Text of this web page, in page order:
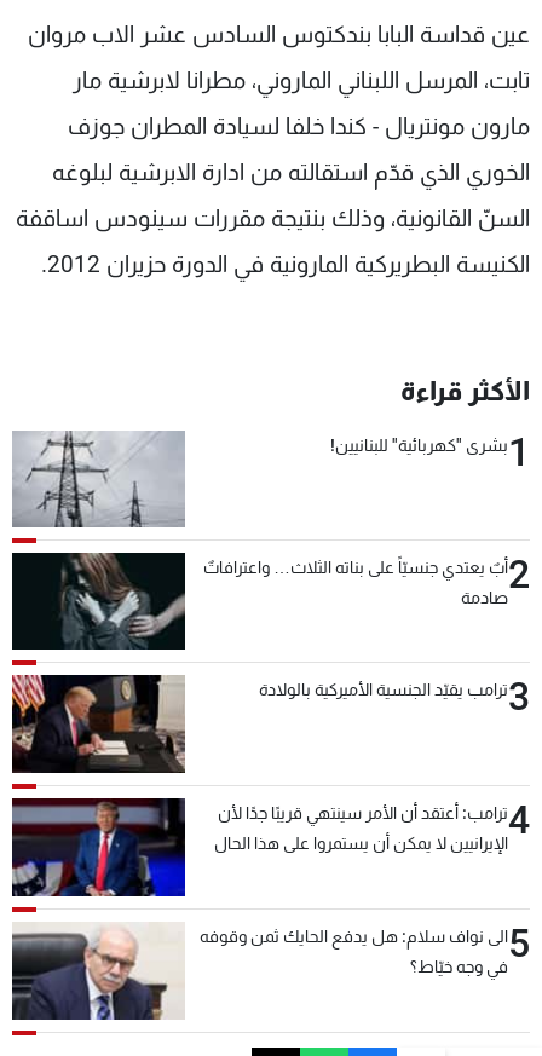
عين قداسة البابا بندكتوس السادس عشر الاب مروان
تابت، المرسل اللبناني الماروني، مطرانا لابرشية مار
مارون مونتريال - كندا خلفا لسيادة المطران جوزف
الخوري الذي قدّم استقالته من ادارة الابرشية لبلوغه
السنّ القانونية، وذلك بنتيجة مقررات سينودس اساقفة
الكنيسة البطريركية المارونية في الدورة حزيران 2012.
الأكثر قراءة
1بشرى "كهربائية" للبنانيين!
2أبٌ يعتدي جنسيّاً على بناته الثلاث… واعترافاتٌ
صادمة
3ترامب يقيّد الجنسية الأميركية بالولادة
4ترامب: أعتقد أن الأمر سينتهي قريبًا جدًا لأن
الإيرانيين لا يمكن أن يستمروا على هذا الحال
5الى نواف سلام: هل يدفع الحايك ثمن وقوفه
في وجه خيّاط؟
الترددات
الإنـتـاج
لاعلاناتكم
تواصل معنا
شروط الإسـتخدام
سياسة الخصوصية